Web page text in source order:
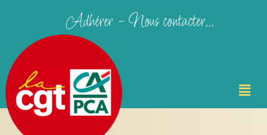
Adhérer - Nous contacter...